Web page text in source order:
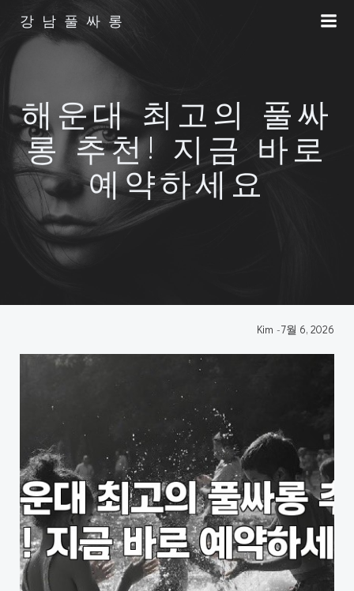
강남풀싸롱
해운대 최고의 풀싸
롱 추천! 지금 바로
예약하세요
Kim -7월 6, 2026